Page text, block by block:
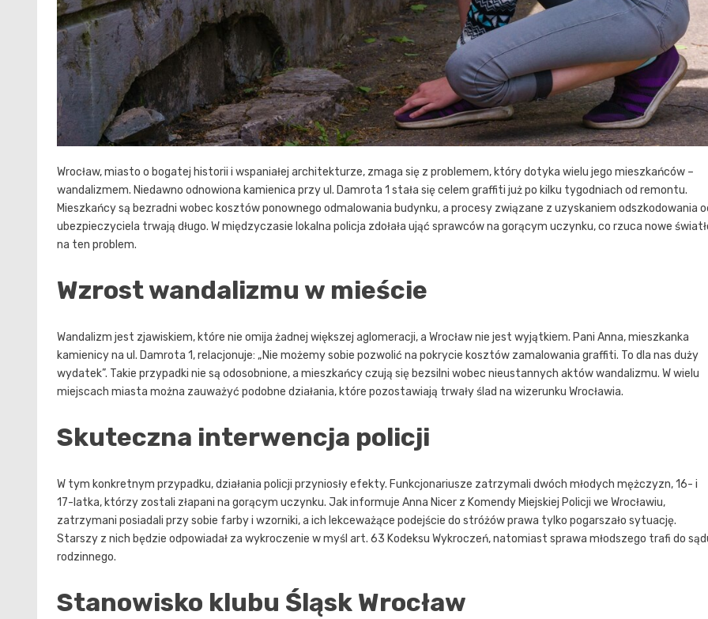
Wrocław, miasto o bogatej historii i wspaniałej architekturze, zmaga się z problemem, który dotyka wielu jego mieszkańców –
wandalizmem. Niedawno odnowiona kamienica przy ul. Damrota 1 stała się celem graffiti już po kilku tygodniach od remontu.
Mieszkańcy są bezradni wobec kosztów ponownego odmalowania budynku, a procesy związane z uzyskaniem odszkodowania
ubezpieczyciela trwają długo. W międzyczasie lokalna policja zdołała ująć sprawców na gorącym uczynku, co rzuca nowe
na ten problem.
Wzrost wandalizmu w mieście
Wandalizm jest zjawiskiem, które nie omija żadnej większej aglomeracji, a Wrocław nie jest wyjątkiem. Pani Anna, mieszkanka
kamienicy na ul. Damrota 1, relacjonuje: „Nie możemy sobie pozwolić na pokrycie kosztów zamalowania graffiti. To dla nas duży
wydatek”. Takie przypadki nie są odosobnione, a mieszkańcy czują się bezsilni wobec nieustannych aktów wandalizmu. W wielu
miejscach miasta można zauważyć podobne działania, które pozostawiają trwały ślad na wizerunku Wrocławia.
Skuteczna interwencja policji
W tym konkretnym przypadku, działania policji przyniosły efekty. Funkcjonariusze zatrzymali dwóch młodych mężczyzn, 16- i
17-latka, którzy zostali złapani na gorącym uczynku. Jak informuje Anna Nicer z Komendy Miejskiej Policji we Wrocławiu,
zatrzymani posiadali przy sobie farby i wzorniki, a ich lekceważące podejście do stróżów prawa tylko pogarszało sytuację.
Starszy z nich będzie odpowiadał za wykroczenie w myśl art. 63 Kodeksu Wykroczeń, natomiast sprawa młodszego trafi do
rodzinnego.
Stanowisko klubu Śląsk Wrocław